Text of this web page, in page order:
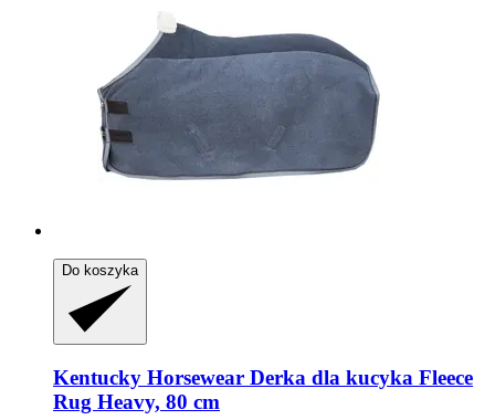
Do koszyka
Kentucky Horsewear Derka dla kucyka Fleece
Rug Heavy, 80 cm